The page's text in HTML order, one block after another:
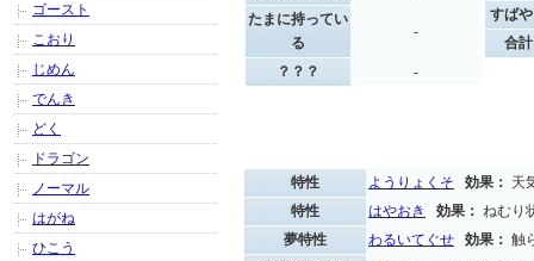
たまに持ってい
る
-
？？？ -
すば
合計
特性 ようりょくそ 効果： 天
特性
はやおき 効果： ねむり
夢特性
わるいてぐせ 効果： 触
ゴースト
こおり
じめん
でんき
どく
ドラゴン
ノーマル
はがね
ひこう